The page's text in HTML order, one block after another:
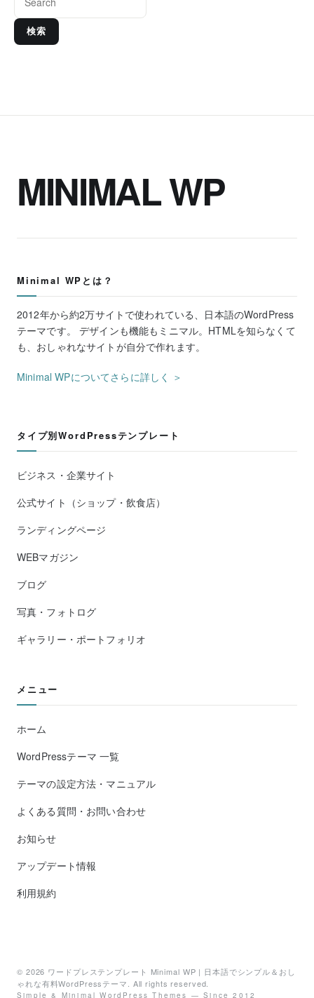
検索
MINIMAL WP
Minimal WPとは？
2012年から約2万サイトで使われている、日本語のWordPress
テーマです。 デザインも機能もミニマル。HTMLを知らなくて
も、おしゃれなサイトが自分で作れます。
Minimal WPについてさらに詳しく ＞
タイプ別WordPressテンプレート
ビジネス・企業サイト
公式サイト（ショップ・飲食店）
ランディングページ
WEBマガジン
ブログ
写真・フォトログ
ギャラリー・ポートフォリオ
メニュー
ホーム
WordPressテーマ 一覧
テーマの設定方法・マニュアル
よくある質問・お問い合わせ
お知らせ
アップデート情報
利用規約
© 2026 ワードプレステンプレート Minimal WP | 日本語でシンプル＆おし
ゃれな有料WordPressテーマ
. All rights reserved.
Simple & Minimal WordPress Themes — Since 2012